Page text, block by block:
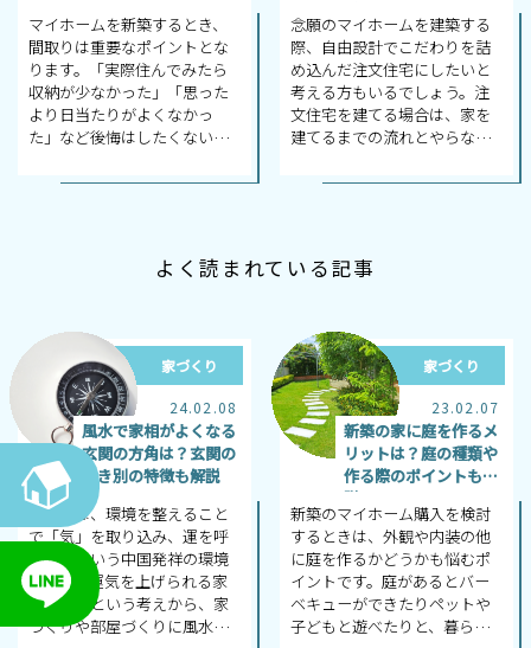
マイホームを新築するとき、
間取りは重要なポイントとな
ります。「実際住んでみたら
収納が少なかった」「思った
より日当たりがよくなかっ
た」など後悔はしたくないも
にあたっての間取りの工夫に
念願のマイホームを建築する
際、自由設計でこだわりを詰
め込んだ注文住宅にしたいと
考える方もいるでしょう。注
文住宅を建てる場合は、家を
建てるまでの流れとやらなく
どれくらいの期間が必要にな
よく読まれている記事
家づくり
24.02.08
風水で家相がよくなる
玄関の方角は？玄関の
向き別の特徴も解説
風水とは、環境を整えること
で「気」を取り込み、運を呼
び込むという中国発祥の環境
学です。運気を上げられる家
にしたいという考えから、家
づくりや部屋づくりに風水が
家づくり
23.02.07
新築の家に庭を作るメ
リットは？庭の種類や
作る際のポイントも解
説
新築のマイホーム購入を検討
するときは、外観や内装の他
に庭を作るかどうかも悩むポ
イントです。庭があるとバー
ベキューができたりペットや
子どもと遊べたりと、暮らし